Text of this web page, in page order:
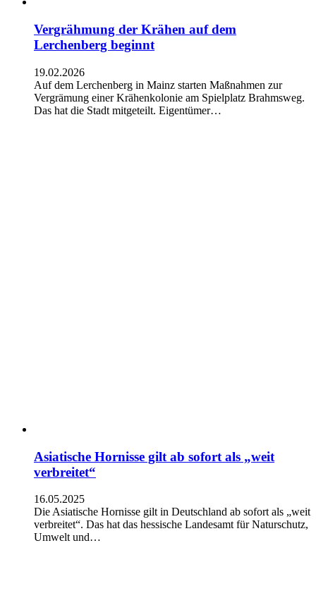
Vergrähmung der Krähen auf dem
Lerchenberg beginnt
19.02.2026
Auf dem Lerchenberg in Mainz starten Maßnahmen zur
Vergrämung einer Krähenkolonie am Spielplatz Brahmsweg.
Das hat die Stadt mitgeteilt. Eigentümer…
Asiatische Hornisse gilt ab sofort als „weit
verbreitet“
16.05.2025
Die Asiatische Hornisse gilt in Deutschland ab sofort als „weit
verbreitet“. Das hat das hessische Landesamt für Naturschutz,
Umwelt und…